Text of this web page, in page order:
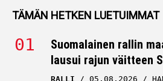
TÄMÄN HETKEN LUETUIMMAT
Suomalainen rallin
lausui rajun väitteen
RALLI 05.08.2026